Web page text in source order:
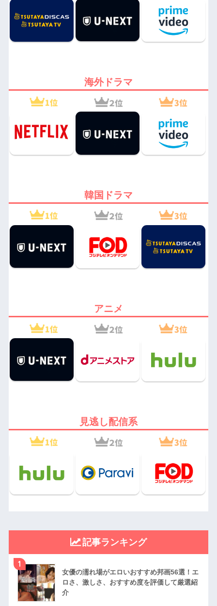
海外ドラマ
韓国ドラマ
アニメ
見逃し配信系
記事ランキング
1
女優の濡れ場がエロいおすすめ邦画56選！エ
ロさ、激しさ、おすすめ度を評価して厳選紹
介